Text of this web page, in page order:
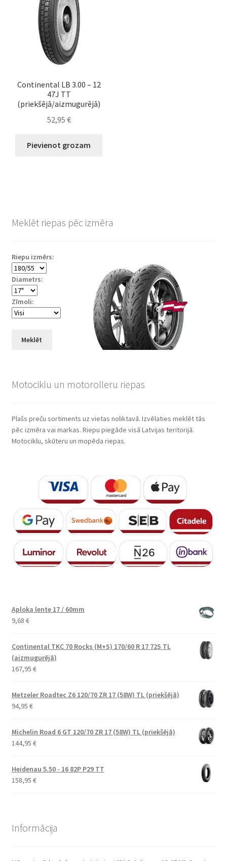
Continental LB 3.00 – 12
47J TT
(priekšējā/aizmugurējā)
52,95 €
Pievienot grozam
Meklēt riepas pēc izmēra
Riepu izmērs:
Diametrs:
Zīmoli:
Meklēt
Motociklu un motorolleru riepas
Plašs preču sortiments uz vietas noliktavā. Izvēlaties meklēt tās
pēc izmēra vai markas. Riepu piegāde visā Latvijas teritorijā.
Motociklu, skūteru un mopēda riepas.
Aploka lente 17 / 60mm
9,68 €
Continental TKC 70 Rocks (M+S) 170/60 R 17 72S TL
(aizmugurējā)
167,95 €
Metzeler Roadtec Z6 120/70 ZR 17 (58W) TL (priekšējā)
94,95 €
Michelin Road 6 GT 120/70 ZR 17 (58W) TL (priekšējā)
144,95 €
Heidenau 5.50 - 16 82P P29 TT
158,95 €
Informācija